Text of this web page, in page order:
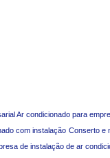
Ar condicionado para
com instalação Conserto e
de instalação de ar